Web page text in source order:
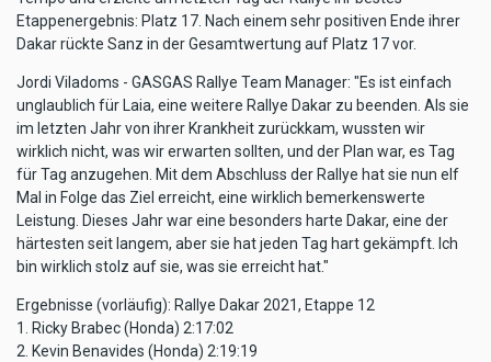
Etappenergebnis: Platz 17. Nach einem sehr positiven Ende ihrer
Dakar rückte Sanz in der Gesamtwertung auf Platz 17 vor.
Jordi Viladoms - GASGAS Rallye Team Manager: "Es ist einfach
unglaublich für Laia, eine weitere Rallye Dakar zu beenden. Als sie
im letzten Jahr von ihrer Krankheit zurückkam, wussten wir
wirklich nicht, was wir erwarten sollten, und der Plan war, es Tag
für Tag anzugehen. Mit dem Abschluss der Rallye hat sie nun elf
Mal in Folge das Ziel erreicht, eine wirklich bemerkenswerte
Leistung. Dieses Jahr war eine besonders harte Dakar, eine der
härtesten seit langem, aber sie hat jeden Tag hart gekämpft. Ich
bin wirklich stolz auf sie, was sie erreicht hat."
Ergebnisse (vorläufig): Rallye Dakar 2021, Etappe 12
1. Ricky Brabec (Honda) 2:17:02
2. Kevin Benavides (Honda) 2:19:19